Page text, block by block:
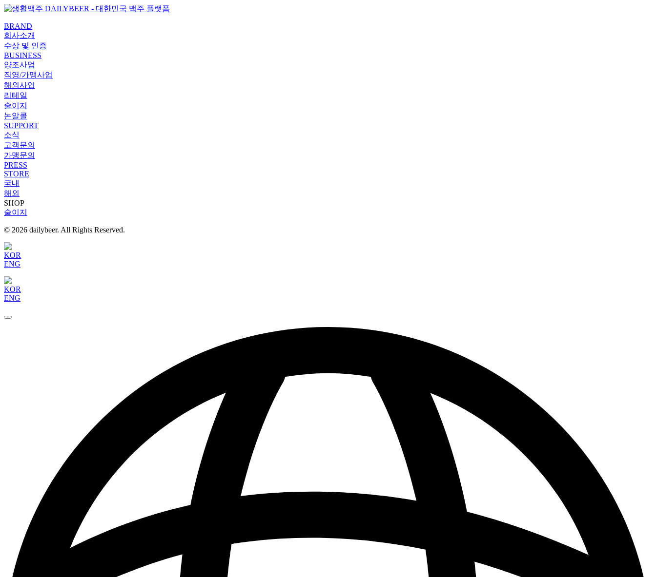
콘텐츠로
PaperLogy
BRAND
회사소개
수상 및 인증
BUSINESS
양조사업
직영/가맹사업
해외사업
리테일
술이지
논알콜
SUPPORT
소식
고객문의
가맹문의
PRESS
STORE
국내
해외
SHOP
술이지
© 2026 dailybeer. All Rights Reserved.
KOR
ENG
KOR
ENG